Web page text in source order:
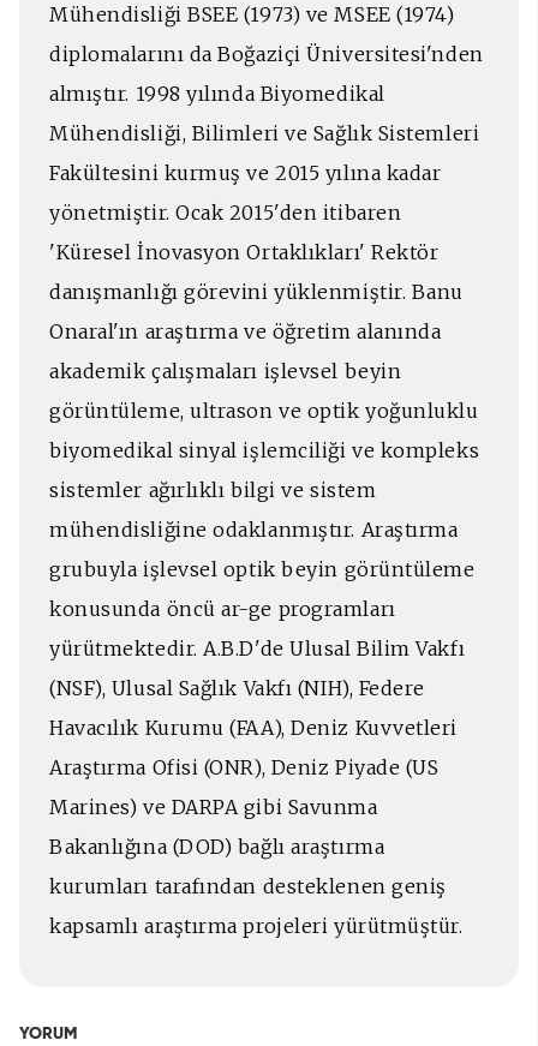
Mühendisliği BSEE (1973) ve MSEE (1974)
diplomalarını da Boğaziçi Üniversitesi'nden
almıştır. 1998 yılında Biyomedikal
Mühendisliği, Bilimleri ve Sağlık Sistemleri
Fakültesini kurmuş ve 2015 yılına kadar
yönetmiştir. Ocak 2015'den itibaren
'Küresel İnovasyon Ortaklıkları' Rektör
danışmanlığı görevini yüklenmiştir. Banu
Onaral'ın araştırma ve öğretim alanında
akademik çalışmaları işlevsel beyin
görüntüleme, ultrason ve optik yoğunluklu
biyomedikal sinyal işlemciliği ve kompleks
sistemler ağırlıklı bilgi ve sistem
mühendisliğine odaklanmıştır. Araştırma
grubuyla işlevsel optik beyin görüntüleme
konusunda öncü ar-ge programları
yürütmektedir. A.B.D'de Ulusal Bilim Vakfı
(NSF), Ulusal Sağlık Vakfı (NIH), Federe
Havacılık Kurumu (FAA), Deniz Kuvvetleri
Araştırma Ofisi (ONR), Deniz Piyade (US
Marines) ve DARPA gibi Savunma
Bakanlığına (DOD) bağlı araştırma
kurumları tarafından desteklenen geniş
kapsamlı araştırma projeleri yürütmüştür.
YORUM